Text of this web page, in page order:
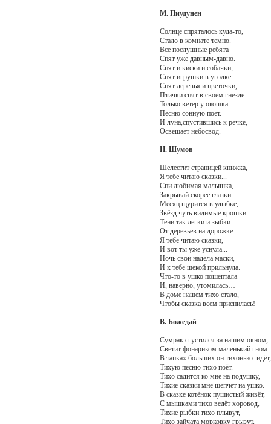
М. Пиудунен
Солнце спряталось куда-то,
Стало в комнате темно.
Все послушные ребята
Спят уже давным-давно.
Спят и киски и собачки,
Спят игрушки в уголке.
Спят деревья и цветочки,
Птички спят в своем гнезде.
Только ветер у окошка
Песню сонную поет.
И луна,спустившись к речке,
Освещает небосвод.
Н. Шумов
Шелестит страницей книжка,
Я тебе читаю сказки...
Спи любимая малышка,
Закрывай скорее глазки.
Месяц щурится в улыбке,
Звёзд чуть видимые крошки...
Тени так легки и зыбки
От деревьев на дорожке.
Я тебе читаю сказки,
И вот ты уже уснула...
Ночь свои надела маски,
И к тебе щекой прильнула.
Что-то в ушко пошептала
И, наверно, утомилась…
В доме нашем тихо стало,
Чтобы сказка всем приснилась!
В. Божедай
Сумрак сгустился за нашим окном,
Светит фонариком маленький гном
В тапках больших он тихонько идёт,
Тихую песню тихо поёт.
Тихо садится ко мне на подушку,
Тихие сказки мне шепчет на ушко.
В сказке котёнок пушистый живёт,
С мышками тихо ведёт хоровод,
Тихие рыбки тихо плывут,
Тихо зайчата морковку грызут,